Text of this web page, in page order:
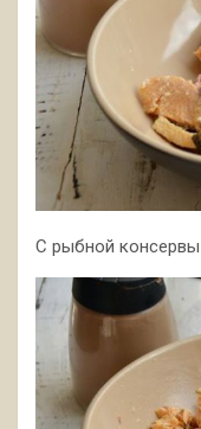
С рыбной консервы